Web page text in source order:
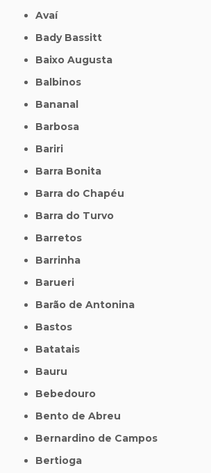
Avaí
Bady Bassitt
Baixo Augusta
Balbinos
Bananal
Barbosa
Bariri
Barra Bonita
Barra do Chapéu
Barra do Turvo
Barretos
Barrinha
Barueri
Barão de Antonina
Bastos
Batatais
Bauru
Bebedouro
Bento de Abreu
Bernardino de Campos
Bertioga